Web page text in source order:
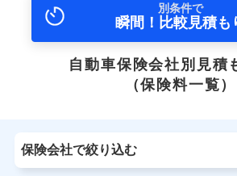
別条件で
瞬間！比較見積も
自動車保険会社別見積
（保険料一覧）
保険会社で絞り込む